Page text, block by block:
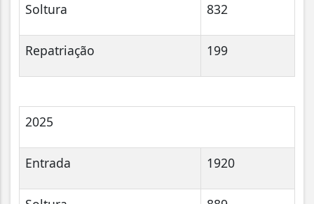
Soltura 832
Repatriação 199
2025
Entrada 1920